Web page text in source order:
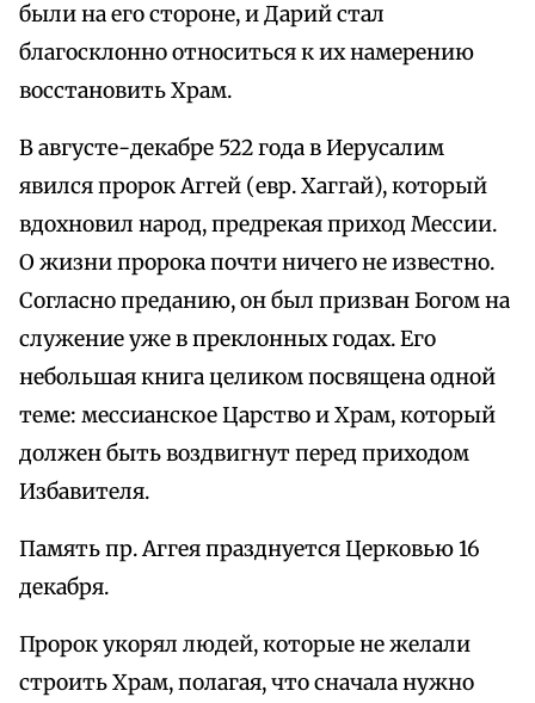
были на его стороне, и Дарий стал
благосклонно относиться к их намерению
восстановить Храм.
В августе-декабре 522 года в Иерусалим
явился пророк Аггей (евр. Хаггай), который
вдохновил народ, предрекая приход Мессии.
О жизни пророка почти ничего не известно.
Согласно преданию, он был призван Богом на
служение уже в преклонных годах. Его
небольшая книга целиком посвящена одной
теме: мессианское Царство и Храм, который
должен быть воздвигнут перед приходом
Избавителя.
Память пр. Аггея празднуется Церковью 16
декабря.
Пророк укорял людей, которые не желали
строить Храм, полагая, что сначала нужно